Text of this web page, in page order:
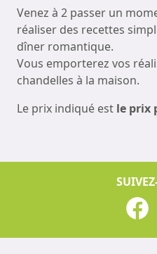
Venez à 2 passer un
réaliser des recettes
dîner romantique.
Vous emporterez vos
chandelles à la maison.
Le prix indiqué est le prix